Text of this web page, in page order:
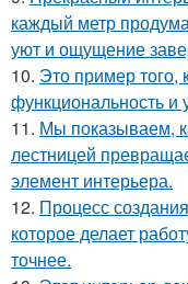
каждый метр
уют и ощущение
10. Это пример того,
функциональность и
11. Мы показываем,
лестницей
элемент интерьера.
12. Процесс
которое делает
точнее.